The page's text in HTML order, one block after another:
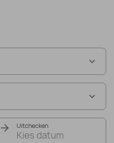
Uitchecken
Kies datum